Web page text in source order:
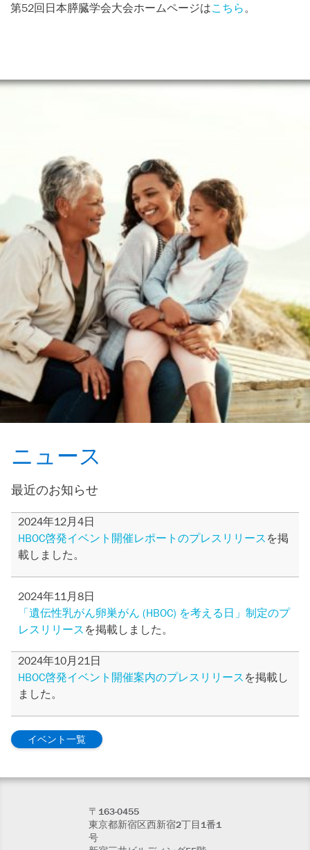
第52回日本膵臓学会大会ホームページはこちら。
ニュース
最近のお知らせ
2024年12月4日
HBOC啓発イベント開催レポートのプレスリリース を掲
載しました。
2024年11月8日
「遺伝性乳がん卵巣がん (HBOC) を考える日」制定のプ
レスリリース を掲載しました。
2024年10月21日
HBOC啓発イベント開催案内のプレスリリース を掲載し
ました。
イベント一覧
〒163-0455
東京都新宿区西新宿2丁目1番1
号